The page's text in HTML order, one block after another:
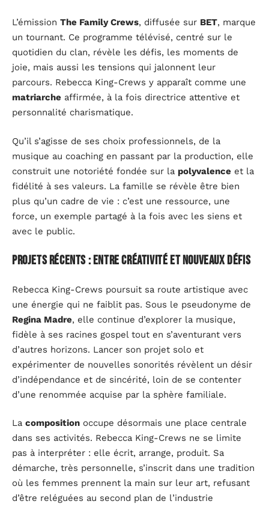
L’émission The Family Crews, diffusée sur BET, marque
un tournant. Ce programme télévisé, centré sur le
quotidien du clan, révèle les défis, les moments de
joie, mais aussi les tensions qui jalonnent leur
parcours. Rebecca King-Crews y apparaît comme une
matriarche affirmée, à la fois directrice attentive et
personnalité charismatique.
Qu’il s’agisse de ses choix professionnels, de la
musique au coaching en passant par la production, elle
construit une notoriété fondée sur la polyvalence et la
fidélité à ses valeurs. La famille se révèle être bien
plus qu’un cadre de vie : c’est une ressource, une
force, un exemple partagé à la fois avec les siens et
avec le public.
Projets récents : entre créativité et nouveaux défis
Rebecca King-Crews poursuit sa route artistique avec
une énergie qui ne faiblit pas. Sous le pseudonyme de
Regina Madre, elle continue d’explorer la musique,
fidèle à ses racines gospel tout en s’aventurant vers
d’autres horizons. Lancer son projet solo et
expérimenter de nouvelles sonorités révèlent un désir
d’indépendance et de sincérité, loin de se contenter
d’une renommée acquise par la sphère familiale.
La composition occupe désormais une place centrale
dans ses activités. Rebecca King-Crews ne se limite
pas à interpréter : elle écrit, arrange, produit. Sa
démarche, très personnelle, s’inscrit dans une tradition
où les femmes prennent la main sur leur art, refusant
d’être reléguées au second plan de l’industrie